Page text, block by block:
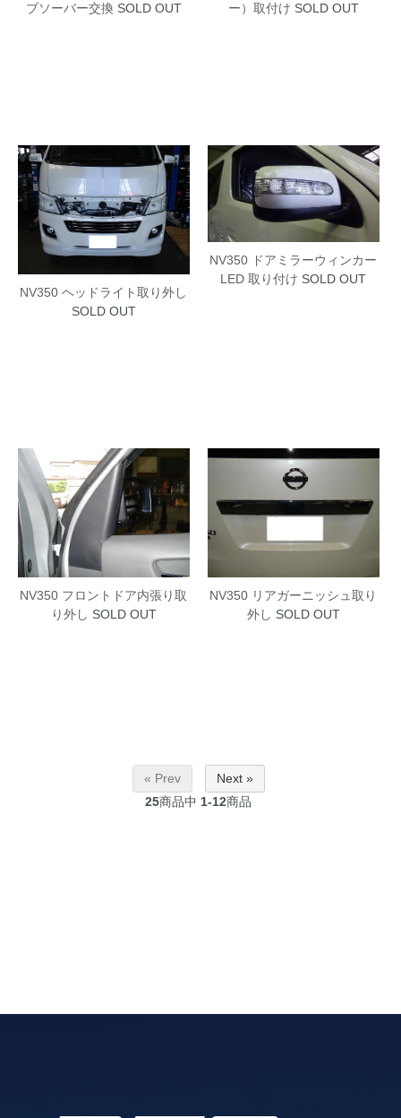
ブソーバー交換 SOLD OUT
ー）取付け SOLD OUT
NV350 ヘッドライト取り外し
SOLD OUT
NV350 ドアミラーウィンカー
LED 取り付け SOLD OUT
NV350 フロントドア内張り取
り外し SOLD OUT
NV350 リアガーニッシュ取り
外し SOLD OUT
« Prev
Next »
25商品中 1-12商品